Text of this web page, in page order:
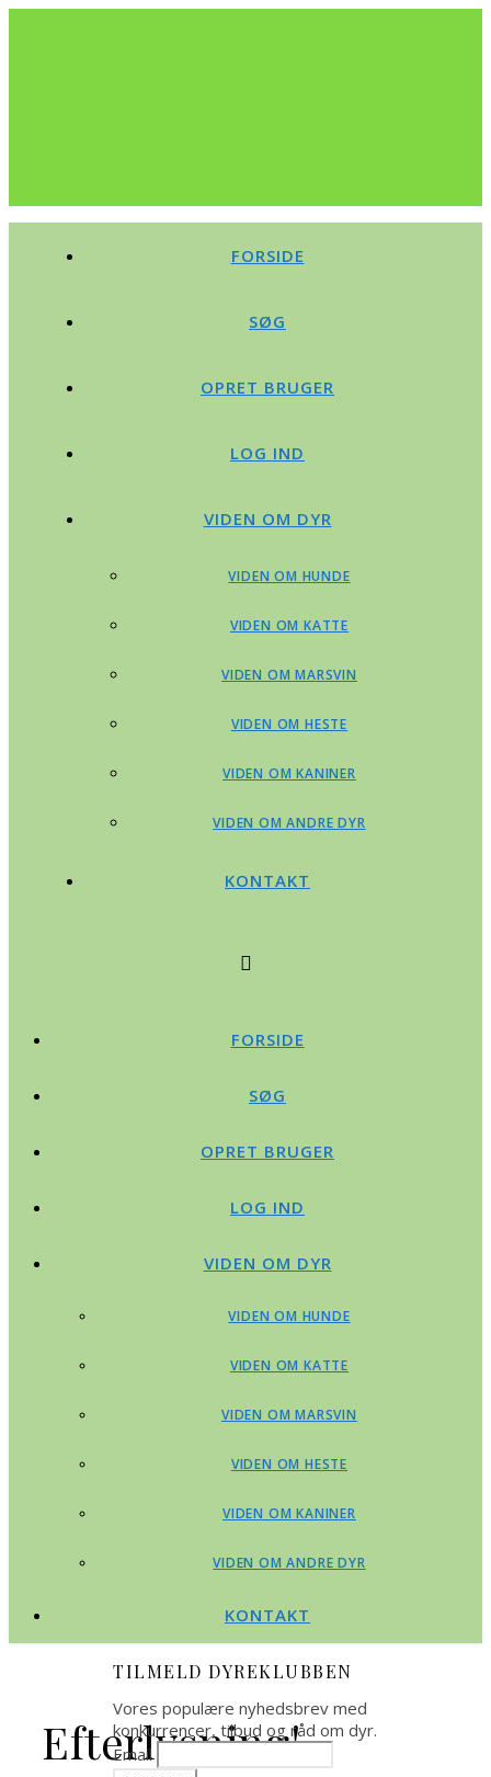
FORSIDE
SØG
OPRET BRUGER
LOG IND
VIDEN OM DYR
VIDEN OM HUNDE
VIDEN OM KATTE
VIDEN OM MARSVIN
VIDEN OM HESTE
VIDEN OM KANINER
VIDEN OM ANDRE DYR
KONTAKT
FORSIDE
SØG
OPRET BRUGER
LOG IND
VIDEN OM DYR
VIDEN OM HUNDE
VIDEN OM KATTE
VIDEN OM MARSVIN
VIDEN OM HESTE
VIDEN OM KANINER
VIDEN OM ANDRE DYR
KONTAKT
Efterlysning!
TILMELD DYREKLUBBEN
Vores populære nyhedsbrev med
konkurrencer, tilbud og råd om dyr.
Email